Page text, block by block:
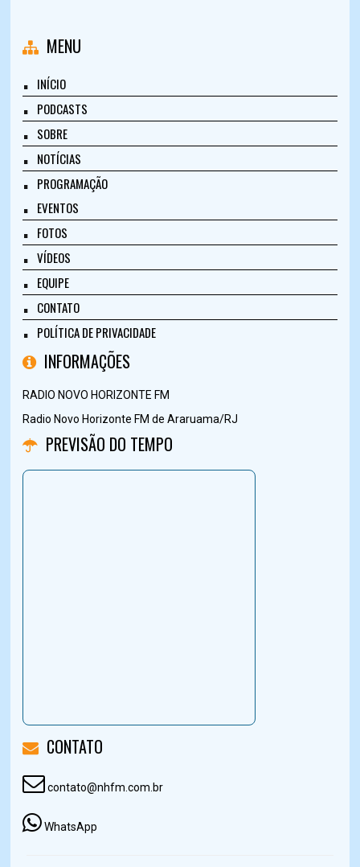
MENU
INÍCIO
PODCASTS
SOBRE
NOTÍCIAS
PROGRAMAÇÃO
EVENTOS
FOTOS
VÍDEOS
EQUIPE
CONTATO
POLÍTICA DE PRIVACIDADE
INFORMAÇÕES
RADIO NOVO HORIZONTE FM
Radio Novo Horizonte FM de Araruama/RJ
PREVISÃO DO TEMPO
CONTATO
contato@nhfm.com.br
WhatsApp